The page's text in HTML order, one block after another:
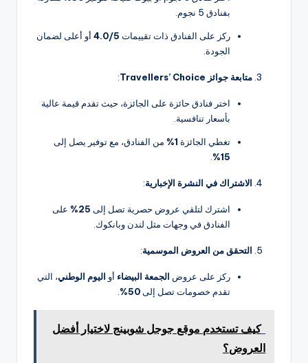
بفنادق 5 نجوم.
ركز على الفنادق ذات تقييمات 4.0/5 أو أعلى لضمان
الجودة.
متابعة جوائز Travellers’ Choice :
اختر فنادق حائزة على الجائزة، حيث تقدم قيمة عالية
بأسعار تنافسية.
تغطي الجائزة 1%
من الفنادق، مع توفير يصل إلى
15%
الاشتراك في النشرة الإخبارية:
اشترك لتلقي عروض حصرية تصل إلى 25%
على
الفنادق في وجهات مثل لندن وبانكوك.
التحقق من العروض الموسمية:
ركز على عروض الجمعة البيضاء أو اليوم الوطني، التي
تقدم خصومات تصل إلى 50%
كيف تستخدم موقع جوجل شوبينج لاختيار أفضل
العروض؟